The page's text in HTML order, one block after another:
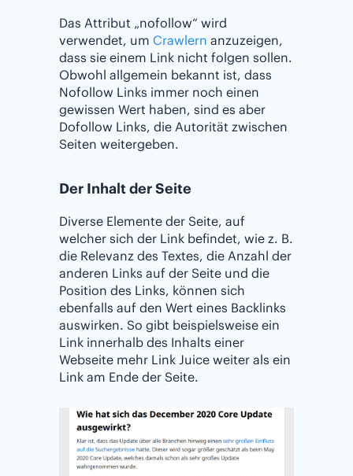
Das Attribut „nofollow“ wird
verwendet, um Crawlern anzuzeigen,
dass sie einem Link nicht folgen sollen.
Obwohl allgemein bekannt ist, dass
Nofollow Links immer noch einen
gewissen Wert haben, sind es aber
Dofollow Links, die Autorität zwischen
Seiten weitergeben.
Der Inhalt der Seite
Diverse Elemente der Seite, auf
welcher sich der Link befindet, wie z. B.
die Relevanz des Textes, die Anzahl der
anderen Links auf der Seite und die
Position des Links, können sich
ebenfalls auf den Wert eines Backlinks
auswirken. So gibt beispielsweise ein
Link innerhalb des Inhalts einer
Webseite mehr Link Juice weiter als ein
Link am Ende der Seite.